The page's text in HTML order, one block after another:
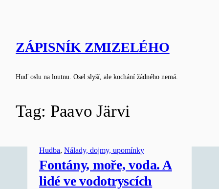
ZÁPISNÍK ZMIZELÉHO
Huď oslu na loutnu. Osel slyší, ale kochání žádného nemá.
Tag: Paavo Järvi
Hudba, Nálady, dojmy, upomínky
Fontány, moře, voda. A
lidé ve vodotryscích